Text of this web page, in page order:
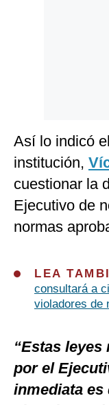
Así lo indicó
institución,
cuestionar la
Ejecutivo de
normas
LEA
consultará a
violadores de
“Estas leyes
por el
inmediata es